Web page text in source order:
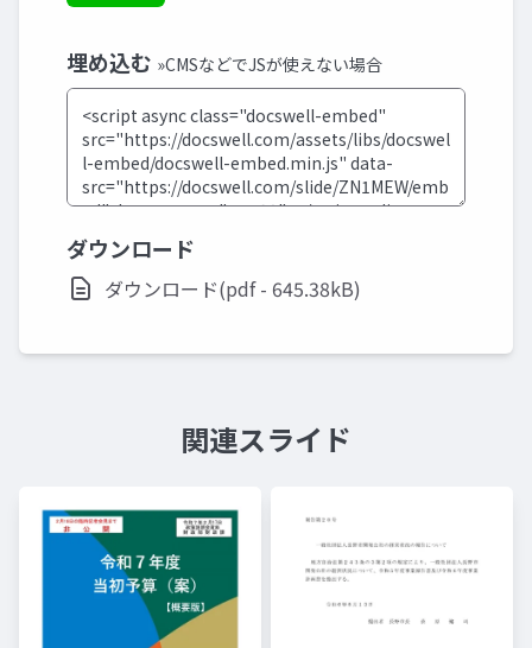
埋め込む »CMSなどでJSが使えない場合
ダウンロード
ダウンロード(pdf - 645.38kB)
関連スライド